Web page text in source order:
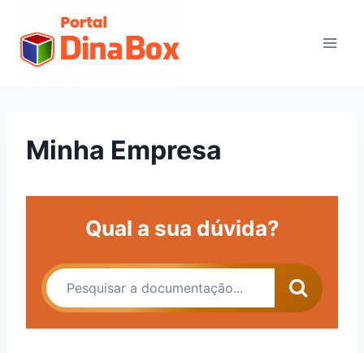
Minha Empresa
Qual a sua dúvida?